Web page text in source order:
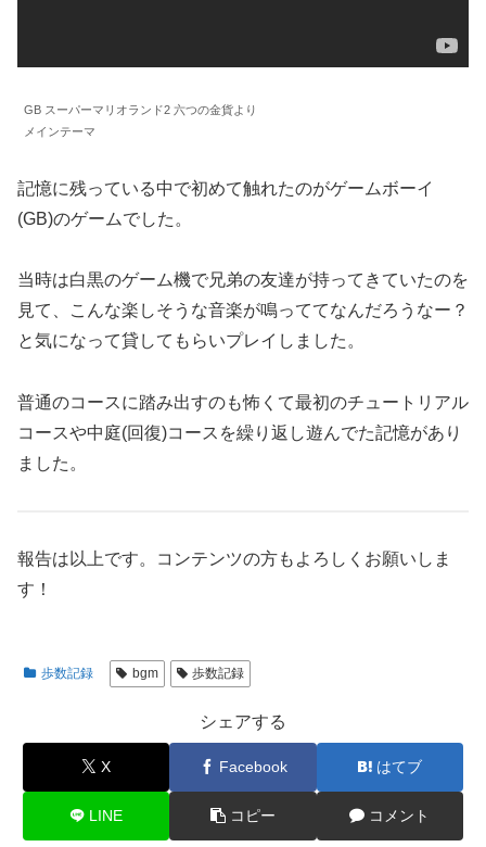
GB スーパーマリオランド2 六つの金貨より
メインテーマ
記憶に残っている中で初めて触れたのがゲームボーイ
(GB)のゲームでした。
当時は白黒のゲーム機で兄弟の友達が持ってきていたのを
見て、こんな楽しそうな音楽が鳴っててなんだろうなー？
と気になって貸してもらいプレイしました。
普通のコースに踏み出すのも怖くて最初のチュートリアル
コースや中庭(回復)コースを繰り返し遊んでた記憶があり
ました。
報告は以上です。コンテンツの方もよろしくお願いしま
す！
歩数記録 bgm 歩数記録
シェアする
X Facebook はてブ
LINE コピー コメント